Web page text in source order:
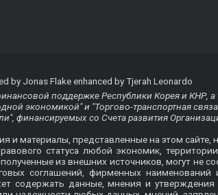
Jonas Flake enhanced by Tjerah Leonardo
поддержке Республики Корея и КНР,
экономикой" и "Торгово-транспортная
финансируемых со Счета развития
и материалы, представленные на этом
статуса любой экономик,
из внешних источников, могут не
соглашений, фирменных
содержать данные, мнения и